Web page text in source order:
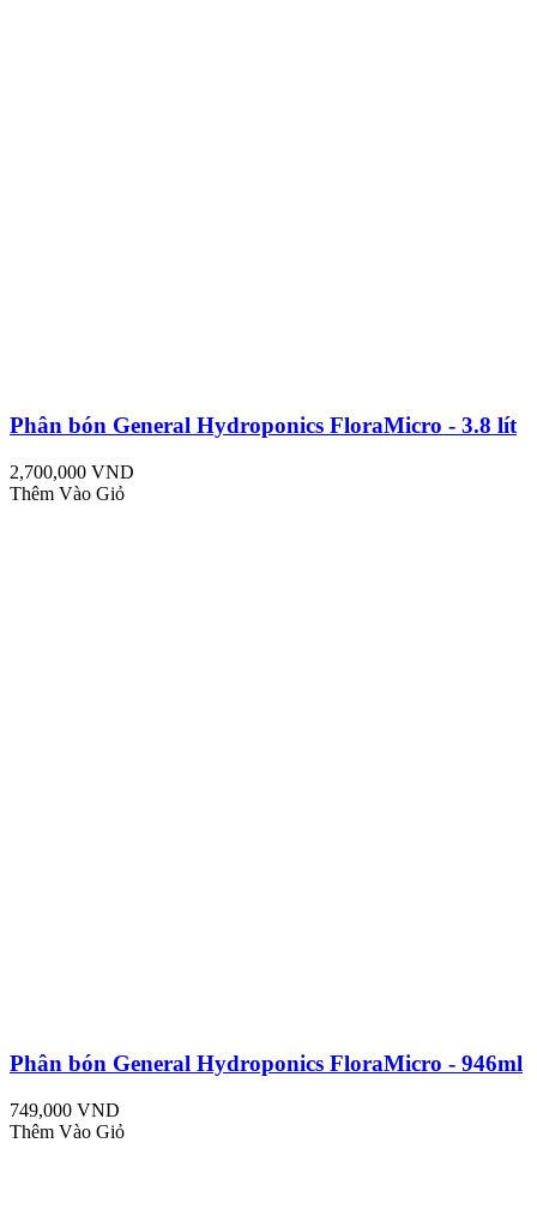
Phân bón General Hydroponics FloraMicro - 3.8 lít
2,700,000 VND
Thêm Vào Giỏ
Phân bón General Hydroponics FloraMicro - 946ml
749,000 VND
Thêm Vào Giỏ